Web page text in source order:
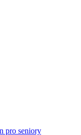
pro seniory